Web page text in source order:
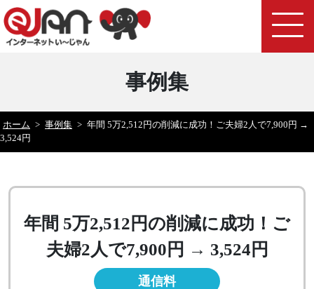
事例集
ホーム > 事例集 > 年間 5万2,512円の削減に成功！ご夫婦2人で7,900円 →
3,524円
年間 5万2,512円の削減に成功！ご
夫婦2人で7,900円 → 3,524円
通信料